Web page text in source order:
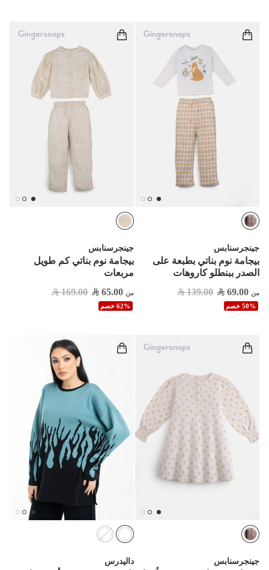
جينجرسنابس
بيجامة نوم بناتي بطبعة على
الصدر ببنطلو كاروهات
من 69.00
139.00
50% خصم
جينجرسنابس
بيجامة نوم بناتي كم طويل
مربعات
من 65.00
169.00
62% خصم
جينجرسنابس داليدرس